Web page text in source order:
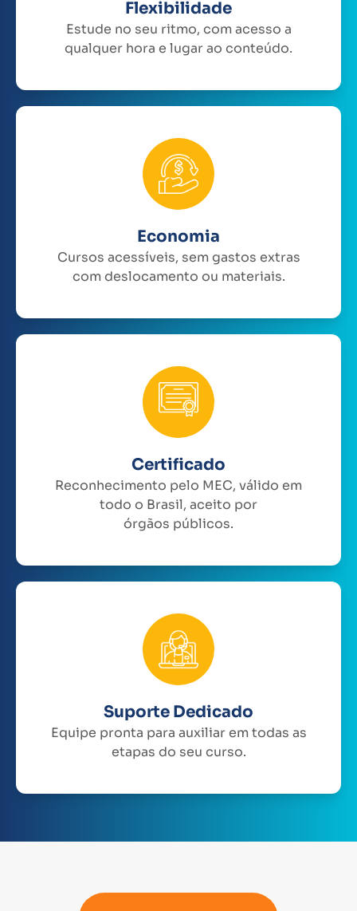
Flexibilidade
Estude no seu ritmo, com acesso a
qualquer hora e lugar ao conteúdo.
Economia
Cursos acessíveis, sem gastos extras
com deslocamento ou materiais.
Certificado
Reconhecimento pelo MEC, válido em
todo o Brasil, aceito por
órgãos públicos.
Suporte Dedicado
Equipe pronta para auxiliar em todas as
etapas do seu curso.